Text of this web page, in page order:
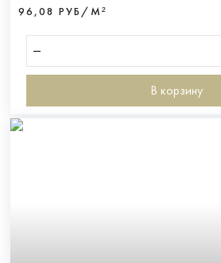
96,08 РУБ/М²
В корзину